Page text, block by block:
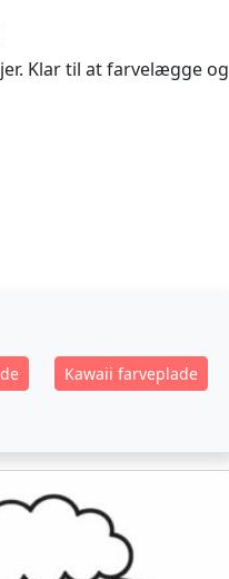
Klar til at farvelægge og
Kawaii farveplade